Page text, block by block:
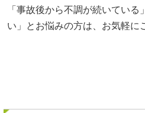
「事故後から不調が続いてい
い」とお悩みの方は、お気軽に